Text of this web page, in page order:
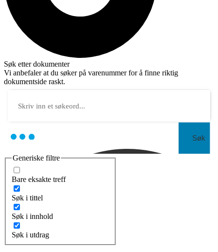
Søk etter dokumenter
Vi anbefaler at du søker på varenummer for å finne riktig
dokumentside raskt.
Søk
Generiske filtre
Bare eksakte treff
Søk i tittel
Søk i innhold
Søk i utdrag